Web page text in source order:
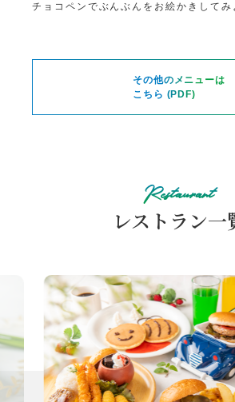
チョコペンでぶんぶんをお絵かきしてみ
その他のメニューは
こちら (PDF)
Restaurant
レストラン一